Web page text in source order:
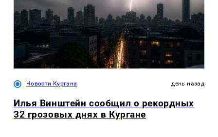
Новости Кургана день назад
Илья Винштейн сообщил о рекордных
32 грозовых днях в Кургане